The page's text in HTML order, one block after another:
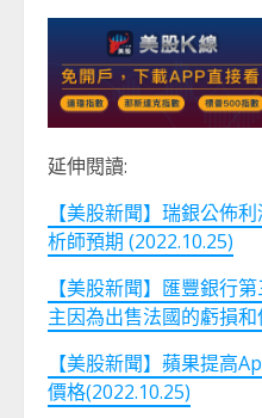
延伸閱讀:
【美股新聞】瑞銀公佈
析師預期 (2022.10.25)
【美股新聞】匯豐銀行
主因為出售法國的虧損
【美股新聞】蘋果提高
價格(2022.10.25)